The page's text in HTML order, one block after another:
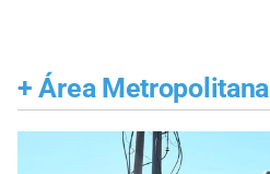
+ Área Metropolitana